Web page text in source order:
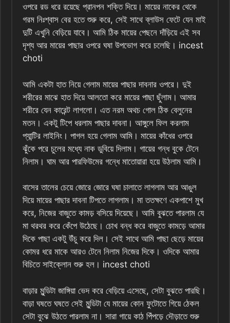
ওপরে রড ধরে রয়েছে প্রানপন শক্তি দিয়ে। মায়ের নাকের থেকে
গরম নিঃশ্বাস বের হতে শুরু করে, সেই সাথে ব্লাউস ফেটে যেন মাই
দুটি এখুনি বেড়িয়ে যাবে। আমি ঠিক মায়ের পেছনে দাঁড়িয়ে এই সব
দৃশ্য আর মায়ের পাছার ওপরে ঘষা উপভোগ করে চলেছি। incest
choti
আমি একটা হাত নিয়ে গেলাম মায়ের পাছার দাবনার ওপরে। দুই
শরীরের মাঝে হাত দিয়ে আলতো করে মায়ের পাছা ছুঁলাম। আমার
শরীরে যেন কারেন্ট লাগলো। এত নরম অথচ গোল ঠিক বেলুনের
মতন। একটু টিপে ধরলাম পাছার দাবনা। আঙ্গুলে ফিল করলাম
প্যান্টির লাইনিং। পাগল হয়ে গেলাম আমি। মায়ের কাঁধের ওপরে
ঝুঁকে পরে চুলের মধ্যে নাক ডুবিয়ে দিলাম। গায়ের গন্ধ বুকে টেনে
নিলাম। ঘাম আর পারফিউমের গন্ধে মাতোয়ারা হয়ে উঠলাম আমি।
বাসের তালের চেয়ে জোরে জোরে ঘষা চালাতে লাগলাম আর আঙুল
দিয়ে মায়ের পাছার দাবনা টিপতে লাগলাম। মা ততক্ষণে একপাশে মুখ
করে, নিজের বাজুতে কামড় বসিয়ে দিয়েছে। আমি বুঝতে পারলাম যে
মা থরথর করে কেঁপে উঠেছে। চোখ বন্ধ করে বাজুতে কামড়ে আমার
দিকে পাছা একটু উঁচু করে দিল। সেই সাথে আমি পাছা ছেড়ে মায়ের
কোমর ধরে মাকে আরও টেনে নিলাম নিজের দিকে। ওদিকে আমার
বিচিতে সাইক্লোন শুরু হল। incest choti
বাড়ার মুন্ডিটা জাঙ্গিয়া ভেদ করে বেড়িয়ে এসেছে, সেটা বুঝতে পারছি।
বাড়া ঘষতে ঘষতে সেই মুন্ডিটা যে মায়ের কোন ফুটোতে গিয়ে ঠেকল
সেটা বুঝে উঠতে পারলাম না। সারা গায়ে কাঠ পিঁপড়ে দৌড়াতে শুরু